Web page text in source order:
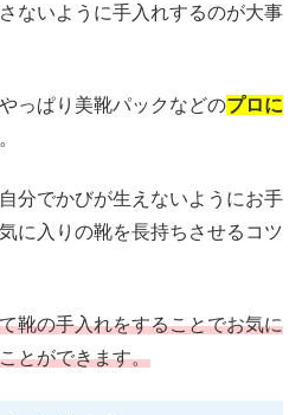
ないように手入れするのが大事
っぱり美靴パックなどのプロに
分でかびが生えないようにお手
に入りの靴を長持ちさせるコツ
靴の手入れをすることでお気に
とができます。